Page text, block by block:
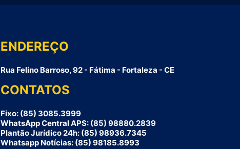
ENDEREÇO
Rua Felino Barroso, 92 - Fátima - Fortaleza - CE
CONTATOS
Fixo: (85) 3085.3999
WhatsApp Central APS: (85) 98880.2839
Plantão Jurídico 24h: (85) 98936.7345
Whatsapp Notícias: (85) 98185.8993